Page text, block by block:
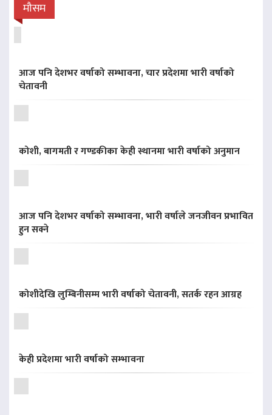
मौसम
आज पनि देशभर वर्षाको सम्भावना, चार प्रदेशमा भारी वर्षाको
चेतावनी
कोशी, बागमती र गण्डकीका केही स्थानमा भारी वर्षाको अनुमान
आज पनि देशभर वर्षाको सम्भावना, भारी वर्षाले जनजीवन प्रभावित
हुन सक्ने
कोशीदेखि लुम्बिनीसम्म भारी वर्षाको चेतावनी, सतर्क रहन आग्रह
केही प्रदेशमा भारी वर्षाको सम्भावना